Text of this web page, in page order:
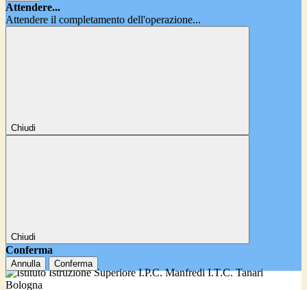
Attendere...
Attendere il completamento dell'operazione...
Chiudi
Chiudi
Conferma
Annulla Conferma